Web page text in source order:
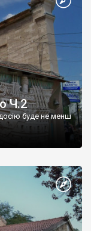
Ч.2
буде не менш